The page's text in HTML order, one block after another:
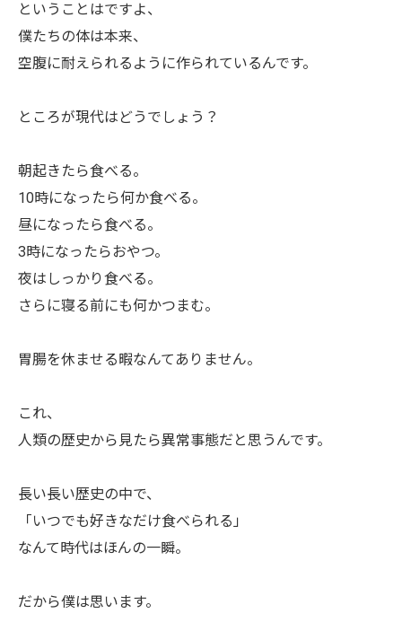
ということはですよ、
僕たちの体は本来、
空腹に耐えられるように作られているんです。
ところが現代はどうでしょう？
朝起きたら食べる。
10時になったら何か食べる。
昼になったら食べる。
3時になったらおやつ。
夜はしっかり食べる。
さらに寝る前にも何かつまむ。
胃腸を休ませる暇なんてありません。
これ、
人類の歴史から見たら異常事態だと思うんです。
長い長い歴史の中で、
「いつでも好きなだけ食べられる」
なんて時代はほんの一瞬。
だから僕は思います。